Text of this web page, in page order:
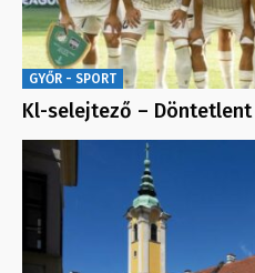
GYŐR - SPORT
Kl-selejtező –